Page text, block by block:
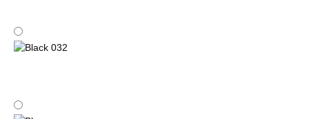
Black
Black 032